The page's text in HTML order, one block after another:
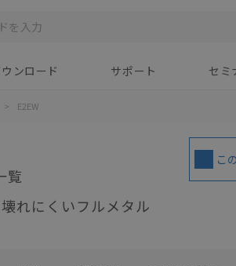
ンロード サポート セミ
> E2EW
覧
れにくいフルメタル
こ